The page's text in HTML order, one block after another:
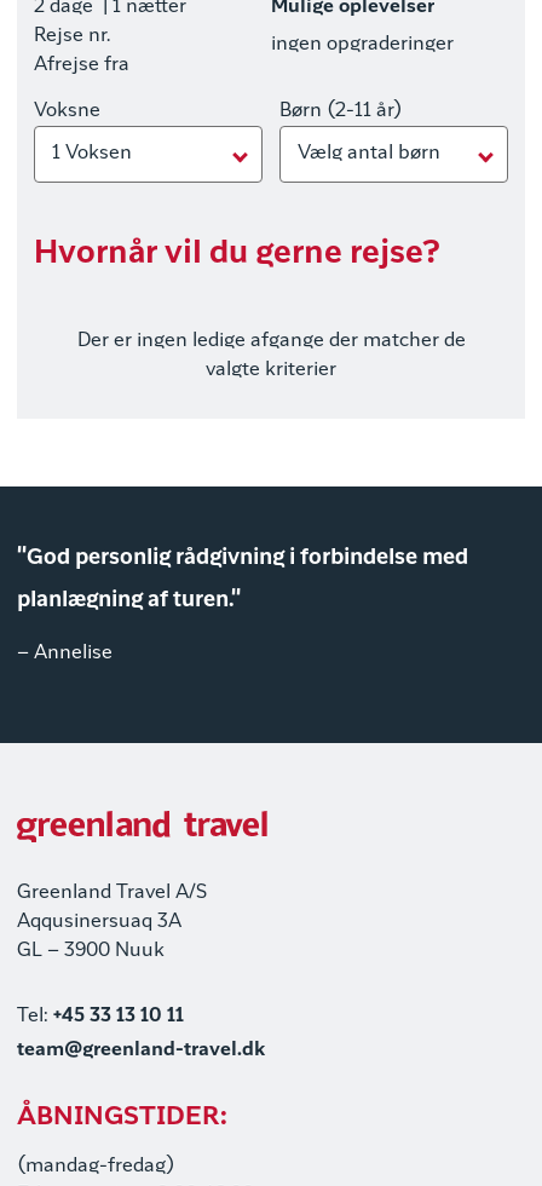
2 dage
| 1 nætter
Rejse nr.
Afrejse fra
Mulige oplevelser
ingen opgraderinger
Voksne
1 Voksen
Børn (2-11 år)
Vælg antal børn
Hvornår vil du gerne rejse?
Der er ingen ledige afgange der matcher de
valgte kriterier
"God personlig rådgivning i forbindelse med
planlægning af turen."
– Annelise
Greenland Travel A/S
Aqqusinersuaq 3A
GL – 3900 Nuuk
Tel: +45 33 13 10 11
team@greenland-travel.dk
ÅBNINGSTIDER:
(mandag-fredag)